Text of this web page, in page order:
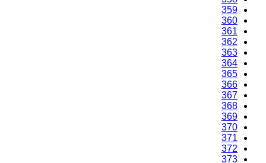
359
360
361
362
363
364
365
366
367
368
369
370
371
372
373